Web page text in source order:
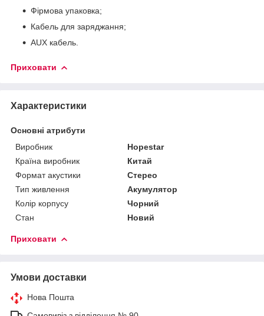
Фірмова упаковка;
Кабель для заряджання;
AUX кабель.
Приховати
Характеристики
Основні атрибути
Виробник
Hopestar
Країна виробник
Китай
Формат акустики
Стерео
Тип живлення
Акумулятор
Колір корпусу
Чорний
Стан
Новий
Приховати
Умови доставки
Нова Пошта